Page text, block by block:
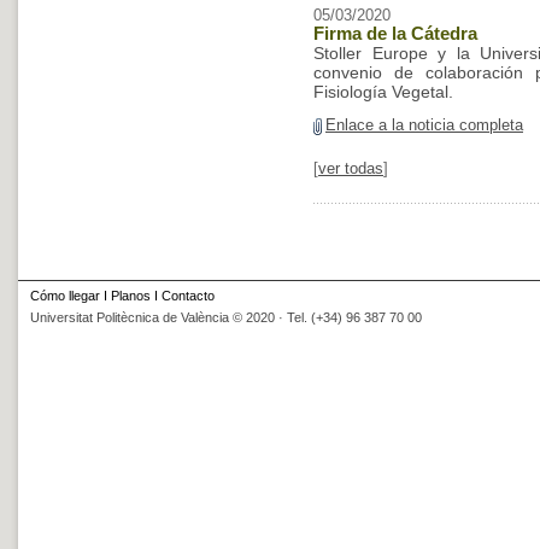
05/03/2020
Firma de la Cátedra
Stoller Europe y la
convenio de
Fisiología Vegetal.
Enlace a la noticia completa
[ver todas]
Cómo llegar I Planos I Contacto
Universitat Politècnica de València © 2020 · Tel. (+34) 96 387 70 00